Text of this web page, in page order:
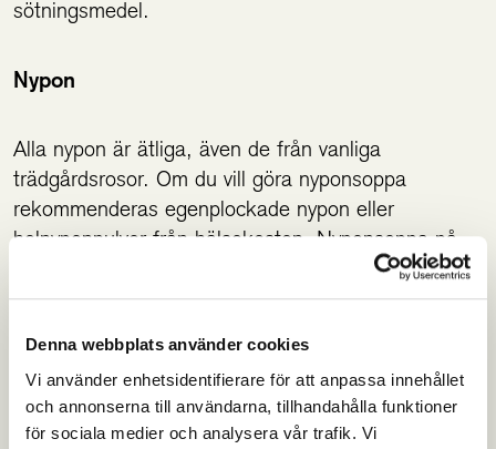
Denna webbplats använder cookies
Vi använder enhetsidentifierare för att anpassa innehållet
och annonserna till användarna, tillhandahålla funktioner
för sociala medier och analysera vår trafik. Vi
sötningsmedel.
Nypon
Alla nypon är ätliga, även de från vanliga
trädgårdsrosor. Om du vill göra nyponsoppa
rekommenderas egenplockade nypon eller
helnyponpulver från hälsokosten. Nyponsoppa på
jämförelsevis lite nypon och massor av socker och
Referenser